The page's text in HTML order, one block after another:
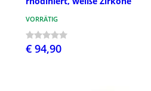
VORRÄTIG
€ 94,90